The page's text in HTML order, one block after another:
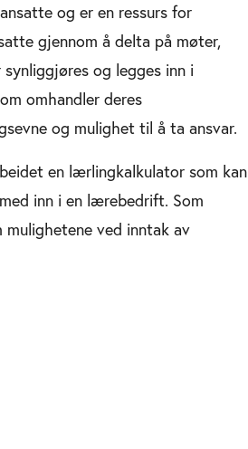
og er en ressurs for
gjennom å delta på møter,
og legges inn i
omhandler deres
og mulighet til å ta ansvar.
en lærlingkalkulator som kan
inn i en lærebedrift. Som
ved inntak av